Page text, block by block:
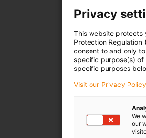
Privacy
This website protects
Protection Regulation
consent to and only
specific purpose(s) of
specific purposes
Visit our Privacy
We
our